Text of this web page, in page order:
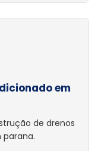
em
de drenos